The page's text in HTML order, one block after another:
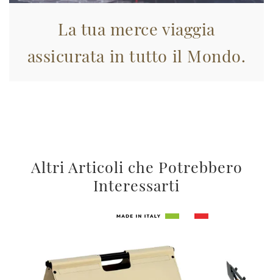
La tua merce viaggia
assicurata in tutto il Mondo.
Altri Articoli che Potrebbero
Interessarti